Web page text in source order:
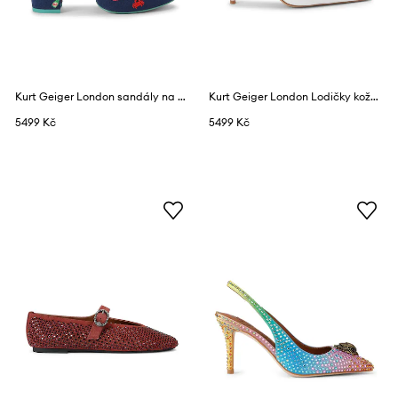
Kurt Geiger London sandály na vysokém podpatku Embroidery Platform Navy Canvas
5499 Kč
Kurt Geiger London Lodičky kožené Buckle Point Court White
5499 Kč